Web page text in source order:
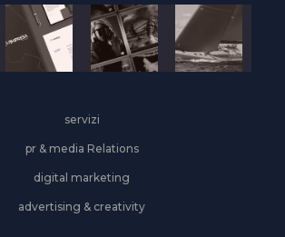
servizi
pr & media Relations
digital marketing
advertising & creativity